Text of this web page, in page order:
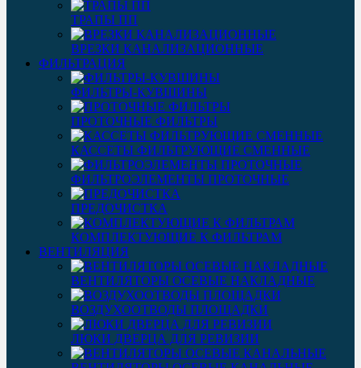
ТРАПЫ ПП
ВРЕЗКИ КАНАЛИЗАЦИОННЫЕ
ФИЛЬТРАЦИЯ
ФИЛЬТРЫ-КУВШИНЫ
ПРОТОЧНЫЕ ФИЛЬТРЫ
КАССЕТЫ ФИЛЬТРУЮЩИЕ СМЕННЫЕ
ФИЛЬТРОЭЛЕМЕНТЫ ПРОТОЧНЫЕ
ПРЕДОЧИСТКА
КОМПЛЕКТУЮЩИЕ К ФИЛЬТРАМ
ВЕНТИЛЯЦИЯ
ВЕНТИЛЯТОРЫ ОСЕВЫЕ НАКЛАДНЫЕ
ВОЗДУХООТВОДЫ ПЛОЩАДКИ
ЛЮКИ ДВЕРЦА ДЛЯ РЕВИЗИИ